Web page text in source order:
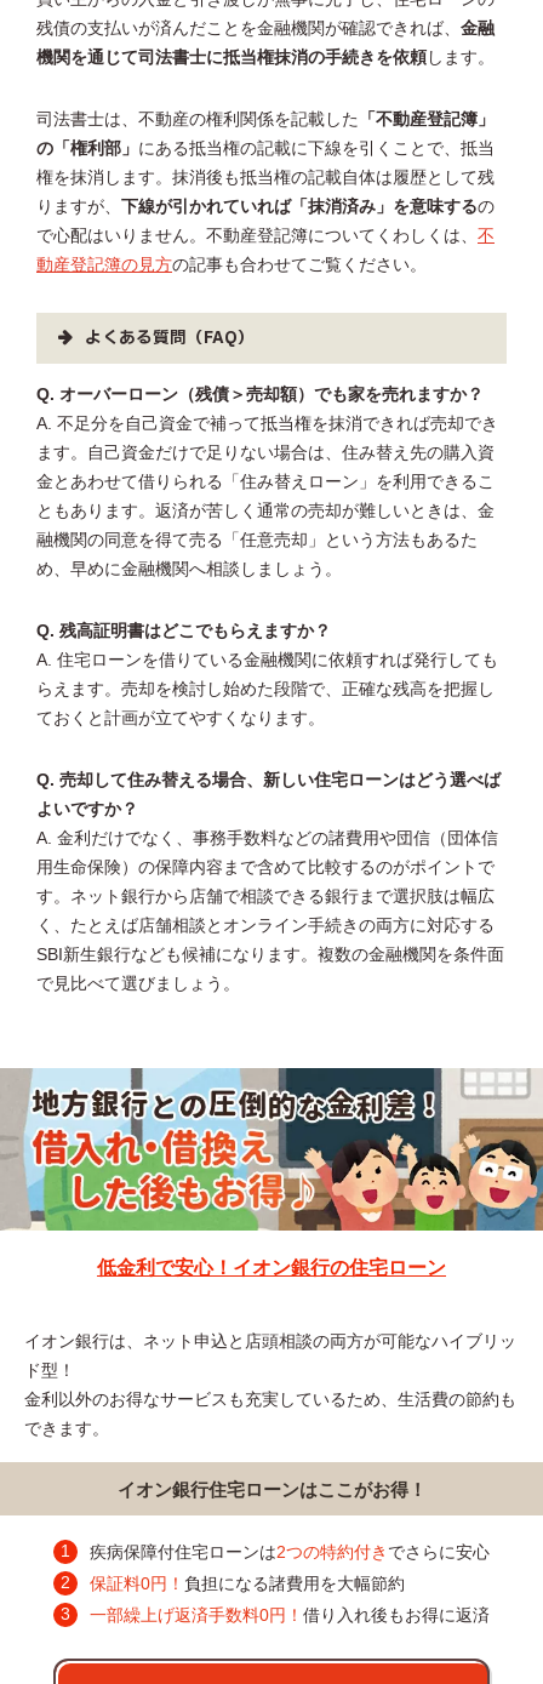
残債の支払いが済んだことを金融機関が確認できれば、 金融
機関を通じて司法書士に抵当権抹消の手続きを依頼 します。
司法書士は、不動産の権利関係を記載した
「不動産登記簿」
の「権利部」 にある抵当権の記載に下線を引くことで、抵当
権を抹消します。抹消後も抵当権の記載自体は履歴として残
りますが、 下線が引かれていれば「抹消済み」を意味するの
で心配はいりません。不動産登記簿についてくわしくは、 不
動産登記簿の見方の記事も合わせてご覧ください。
よくある質問（FAQ）
Q. オーバーローン（残債＞売却額）でも家を売れますか？
A. 不足分を自己資金で補って抵当権を抹消できれば売却でき
ます。自己資金だけで足りない場合は、住み替え先の購入資
金とあわせて借りられる「住み替えローン」を利用できるこ
ともあります。返済が苦しく通常の売却が難しいときは、金
融機関の同意を得て売る「任意売却」という方法もあるた
め、早めに金融機関へ相談しましょう。
Q. 残高証明書はどこでもらえますか？
A. 住宅ローンを借りている金融機関に依頼すれば発行しても
らえます。売却を検討し始めた段階で、正確な残高を把握し
ておくと計画が立てやすくなります。
Q. 売却して住み替える場合、新しい住宅ローンはどう選べば
よいですか？
A. 金利だけでなく、事務手数料などの諸費用や団信（団体信
用生命保険）の保障内容まで含めて比較するのがポイントで
す。ネット銀行から店舗で相談できる銀行まで選択肢は幅広
く、たとえば店舗相談とオンライン手続きの両方に対応する
SBI新生銀行なども候補になります。複数の金融機関を条件面
で見比べて選びましょう。
低金利で安心！イオン銀行の住宅ローン
イオン銀行は、ネット申込と店頭相談の両方が可能なハイブリッ
ド型！
金利以外のお得なサービスも充実しているため、生活費の節約も
できます。
イオン銀行住宅ローンはここがお得！
疾病保障付住宅ローンは2つの特約付き でさらに安心
保証料0円！ 負担になる諸費用を大幅節約
一部繰上げ返済手数料0円！ 借り入れ後もお得に返済